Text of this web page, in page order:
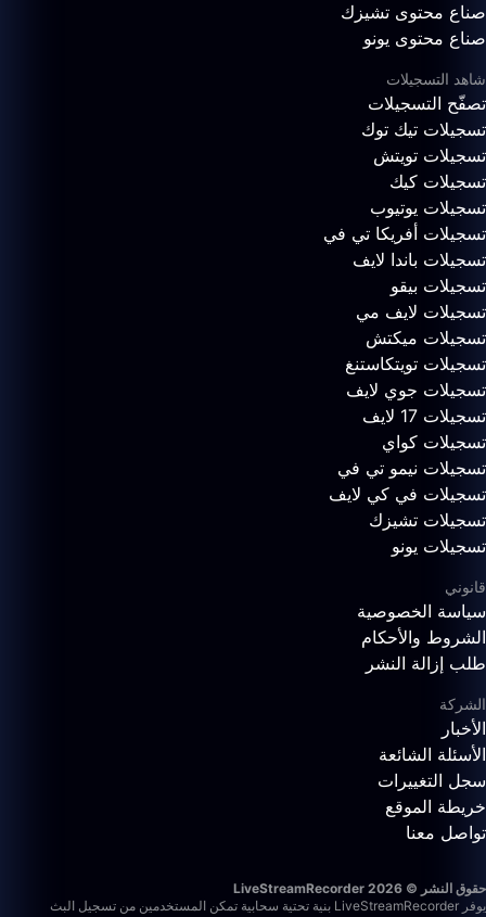
صناع محتوى تشيزك
صناع محتوى يونو
شاهد التسجيلات
تصفّح التسجيلات
تسجيلات تيك توك
تسجيلات تويتش
تسجيلات كيك
تسجيلات يوتيوب
تسجيلات أفريكا تي في
تسجيلات باندا لايف
تسجيلات بيقو
تسجيلات لايف مي
تسجيلات ميكتش
تسجيلات تويتكاستنغ
تسجيلات جوي لايف
تسجيلات 17 لايف
تسجيلات كواي
تسجيلات نيمو تي في
تسجيلات في كي لايف
تسجيلات تشيزك
تسجيلات يونو
قانوني
سياسة الخصوصية
الشروط والأحكام
طلب إزالة النشر
الشركة
الأخبار
الأسئلة الشائعة
سجل التغييرات
خريطة الموقع
تواصل معنا
حقوق النشر © 2026 LiveStreamRecorder
يوفر LiveStreamRecorder بنية تحتية سحابية تمكن المستخدمين من تسجيل البث